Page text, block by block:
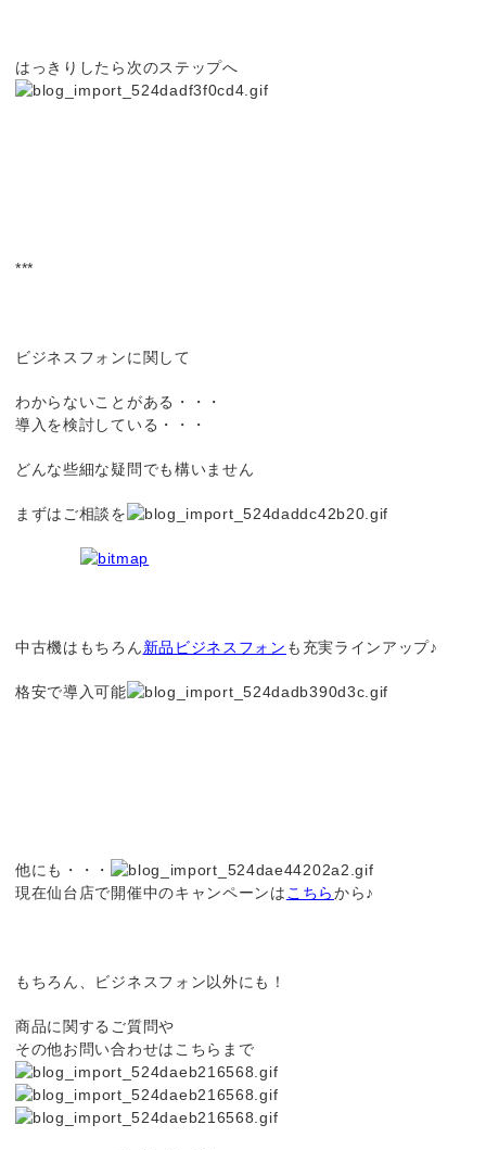
はっきりしたら次のステップへ
***
ビジネスフォンに関して
わからないことがある・・・
導入を検討している・・・
どんな些細な疑問でも構いません
まずはご相談を
中古機はもちろん新品ビジネスフォン も充実ラインアップ♪
格安で導入可能
他にも・・・
現在仙台店で開催中のキャンペーンは こちらから♪
もちろん、ビジネスフォン以外にも！
商品に関するご質問や
その他お問い合わせはこちらまで